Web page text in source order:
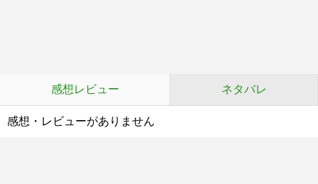
感想レビュー ネタバレ
感想・レビューがありません